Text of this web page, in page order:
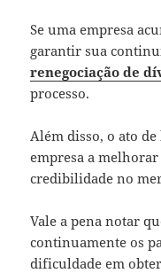
Se uma empresa
garantir sua
renegociação de
processo.
Além disso, o ato
empresa a
credibilidade no
Vale a pena notar
continuamente os
dificuldade em